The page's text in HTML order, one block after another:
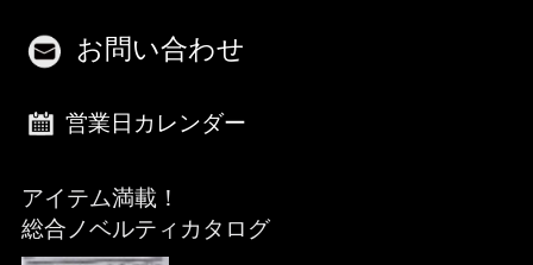
お問い合わせ
営業日カレンダー
アイテム満載！
総合ノベルティカタログ